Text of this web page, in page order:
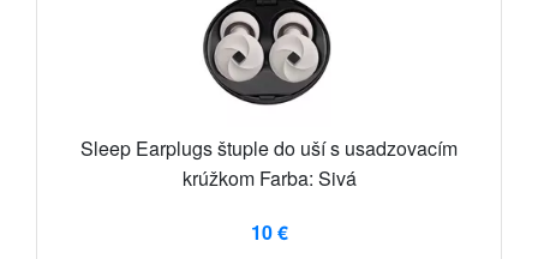
Sleep Earplugs štuple do uší s usadzovacím
krúžkom Farba: Sivá
10 €